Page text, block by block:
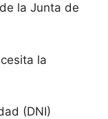
la Junta de
la
(DNI)